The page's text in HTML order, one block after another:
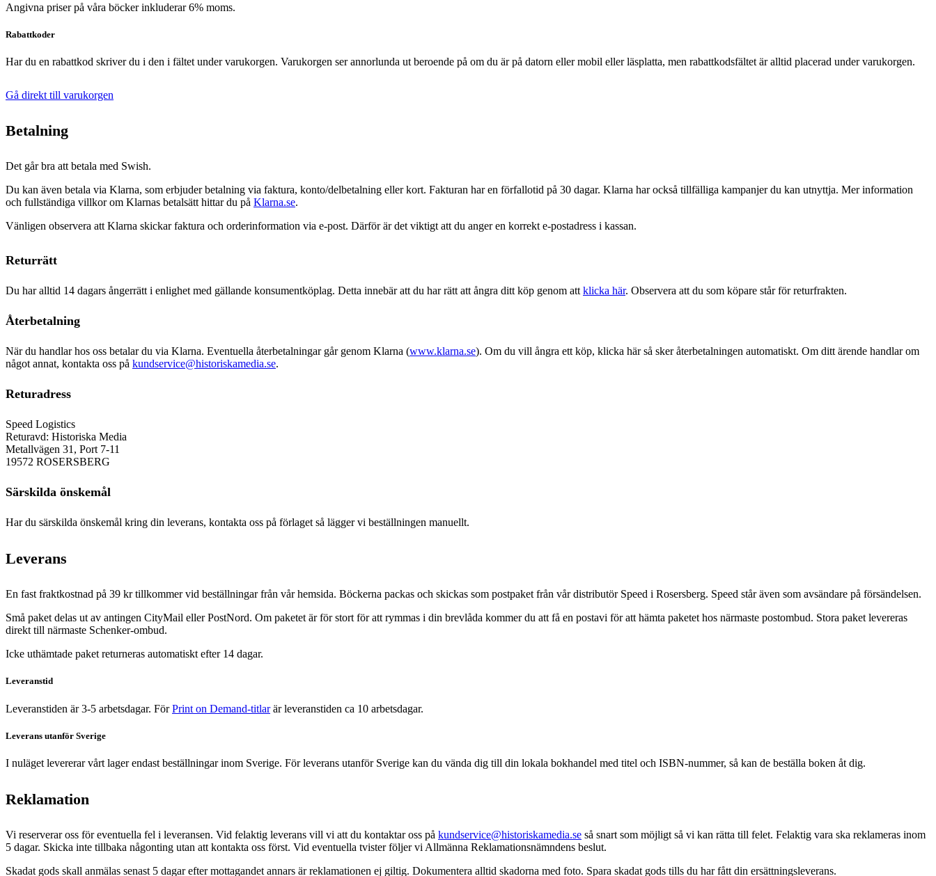
Angivna priser på våra böcker inkluderar 6% moms.
Rabattkoder
Har du en rabattkod skriver du i den i fältet under varukorgen. Varukorgen ser annorlunda ut beroende på om du är på datorn eller mobil eller läsplatta, men rabattkodsfältet är alltid placerad under varukorgen.
Gå direkt till varukorgen
Betalning
Det går bra att betala med Swish.
Du kan även betala via Klarna, som erbjuder betalning via faktura, konto/delbetalning eller kort. Fakturan har en förfallotid på 30 dagar. Klarna har också tillfälliga kampanjer du kan utnyttja. Mer information
och fullständiga villkor om Klarnas betalsätt hittar du på Klarna.se.
Vänligen observera att Klarna skickar faktura och orderinformation via e-post. Därför är det viktigt att du anger en korrekt e-postadress i kassan.
Returrätt
Du har alltid 14 dagars ångerrätt i enlighet med gällande konsumentköplag. Detta innebär att du har rätt att ångra ditt köp genom att klicka här. Observera att du som köpare står för returfrakten.
Återbetalning
När du handlar hos oss betalar du via Klarna. Eventuella återbetalningar går genom Klarna (www.klarna.se). Om du vill ångra ett köp, klicka här så sker återbetalningen automatiskt. Om ditt ärende handlar om
något annat, kontakta oss på kundservice@historiskamedia.se.
Returadress
Speed Logistics
Returavd: Historiska Media
Metallvägen 31, Port 7-11
19572 ROSERSBERG
Särskilda önskemål
Har du särskilda önskemål kring din leverans, kontakta oss på förlaget så lägger vi beställningen manuellt.
Leverans
En fast fraktkostnad på 39 kr tillkommer vid beställningar från vår hemsida. Böckerna packas och skickas som postpaket från vår distributör Speed i Rosersberg. Speed står även som avsändare på försändelsen.
Små paket delas ut av antingen CityMail eller PostNord. Om paketet är för stort för att rymmas i din brevlåda kommer du att få en postavi för att hämta paketet hos närmaste postombud. Stora paket levereras
direkt till närmaste Schenker-ombud.
Icke uthämtade paket returneras automatiskt efter 14 dagar.
Leveranstid
Leveranstiden är 3-5 arbetsdagar. FörPrint on Demand-titlarär leveranstiden ca 10 arbetsdagar.
Leverans utanför Sverige
I nuläget levererar vårt lager endast beställningar inom Sverige. För leverans utanför Sverige kan du vända dig till din lokala bokhandel med titel och ISBN-nummer, så kan de beställa boken åt dig.
Reklamation
Vi reserverar oss för eventuella fel i leveransen. Vid felaktig leverans vill vi att du kontaktar oss på kundservice@historiskamedia.se så snart som möjligt så vi kan rätta till felet. Felaktig vara ska reklameras inom
5 dagar. Skicka inte tillbaka någonting utan att kontakta oss först. Vid eventuella tvister följer vi Allmänna Reklamationsnämndens beslut.
Skadat gods skall anmälas senast 5 dagar efter mottagandet annars är reklamationen ej giltig. Dokumentera alltid skadorna med foto. Spara skadat gods tills du har fått din ersättningsleverans.